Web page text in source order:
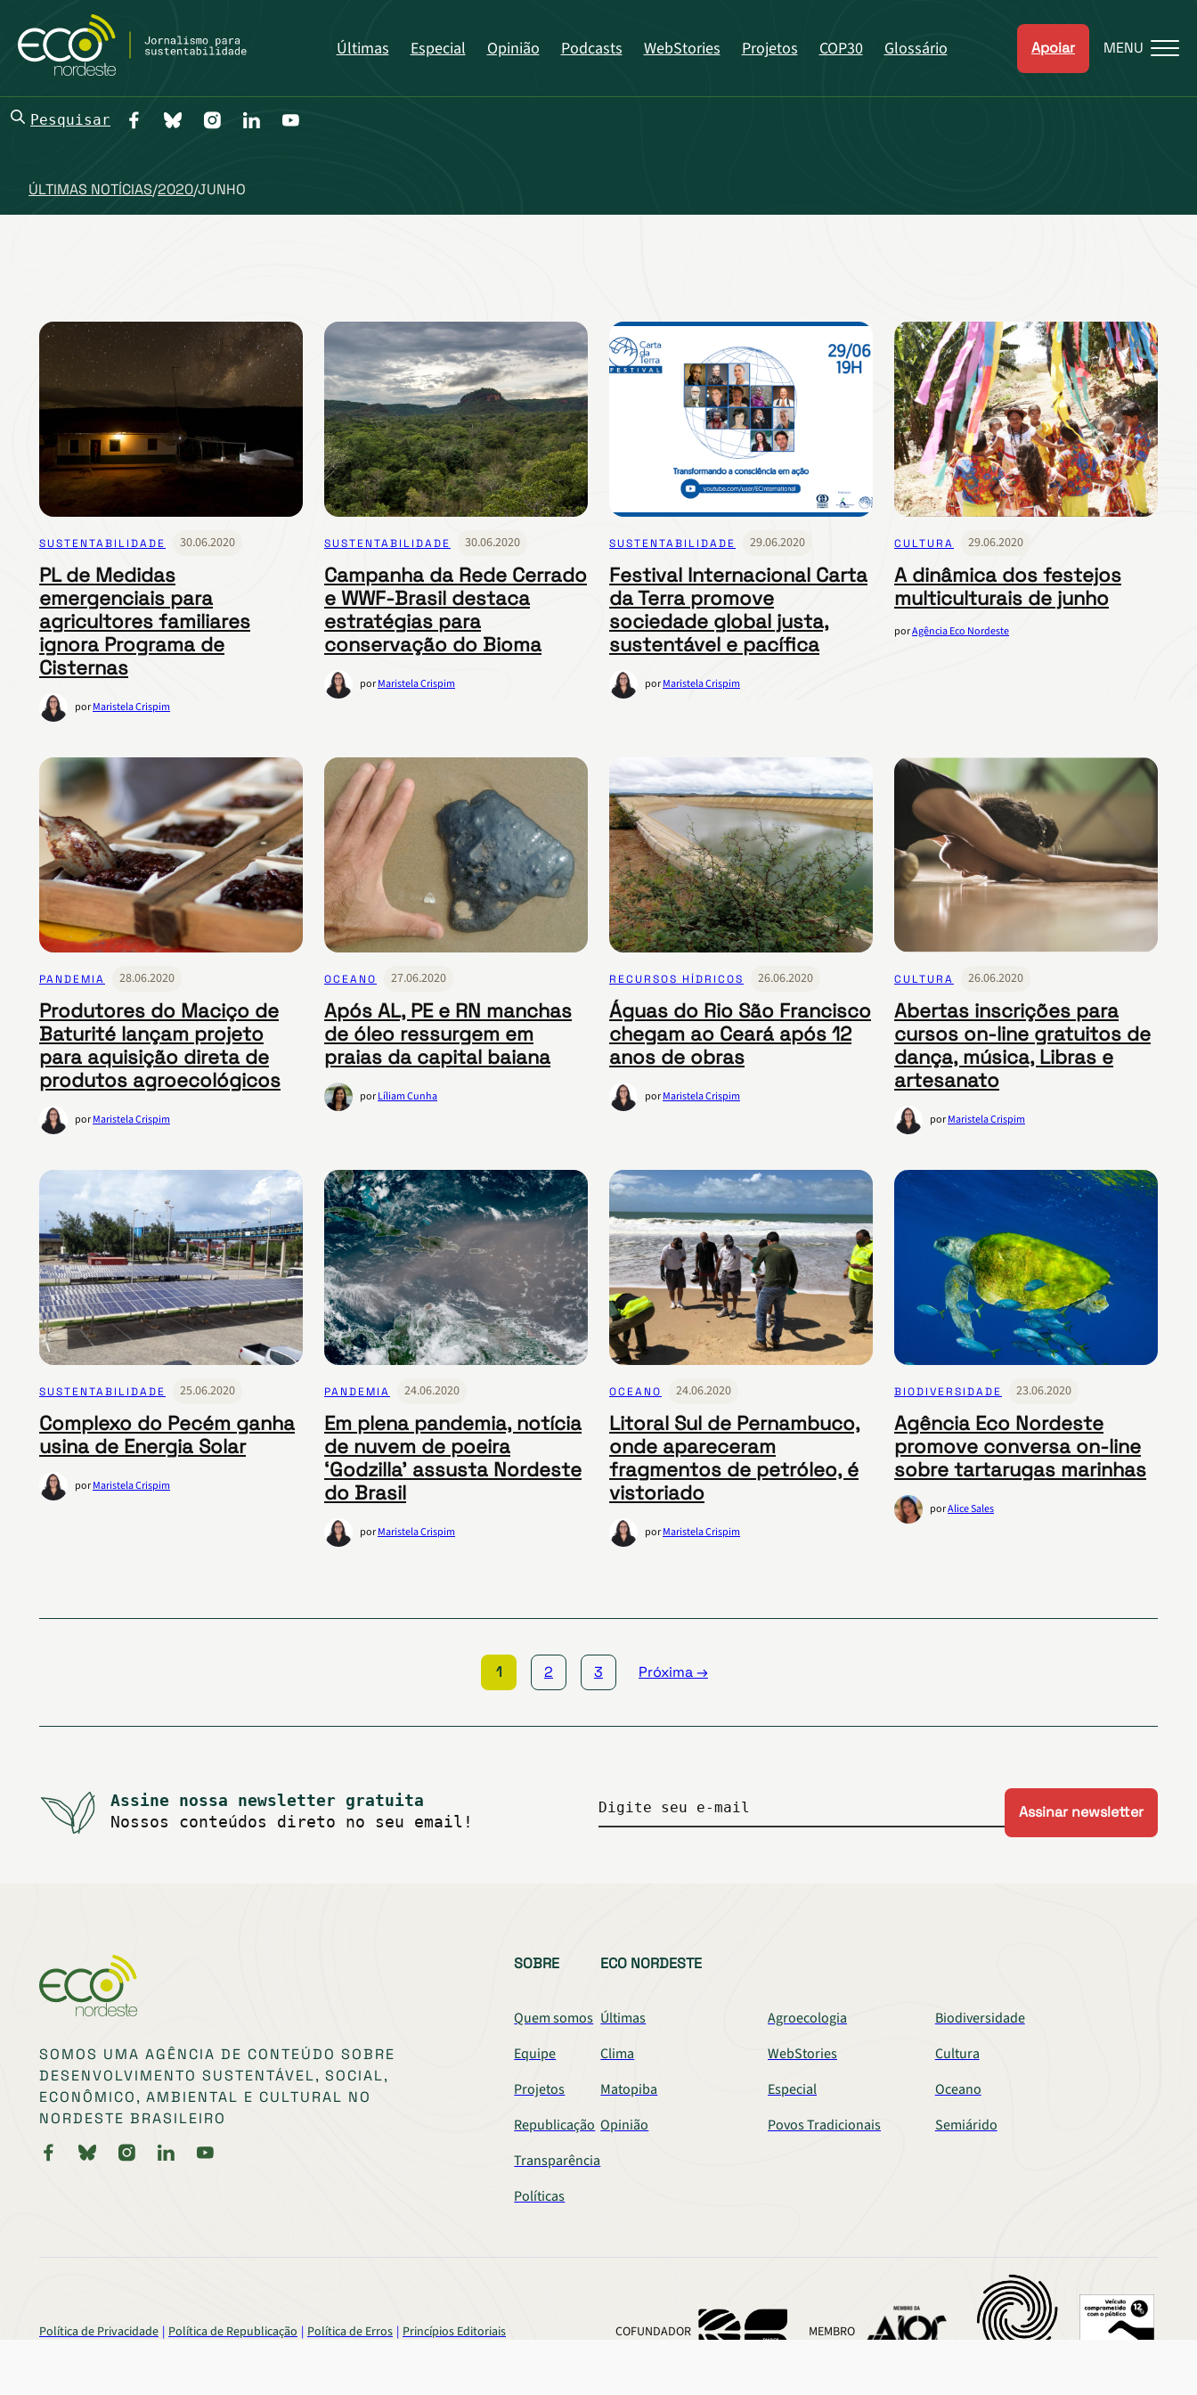
Últimas Especial Opinião Podcasts WebStories Projetos COP30 Glossário Apoiar MENU
Pesquisar
ÚLTIMAS NOTÍCIAS/2020/JUNHO
SUSTENTABILIDADE 30.06.2020
PL de Medidas
emergenciais para
agricultores familiares
ignora Programa de
Cisternas
porMaristela Crispim
SUSTENTABILIDADE 30.06.2020
Campanha da Rede Cerrado
e WWF-Brasil destaca
estratégias para
conservação do Bioma
porMaristela Crispim
SUSTENTABILIDADE 29.06.2020
Festival Internacional Carta
da Terra promove
sociedade global justa,
sustentável e pacífica
porMaristela Crispim
CULTURA 29.06.2020
A dinâmica dos festejos
multiculturais de junho
porAgência Eco Nordeste
PANDEMIA 28.06.2020
Produtores do Maciço de
Baturité lançam projeto
para aquisição direta de
produtos agroecológicos
porMaristela Crispim
OCEANO 27.06.2020
Após AL, PE e RN manchas
de óleo ressurgem em
praias da capital baiana
porLíliam Cunha
RECURSOS HÍDRICOS 26.06.2020
Águas do Rio São Francisco
chegam ao Ceará após 12
anos de obras
porMaristela Crispim
CULTURA 26.06.2020
Abertas inscrições para
cursos on-line gratuitos de
dança, música, Libras e
artesanato
porMaristela Crispim
SUSTENTABILIDADE 25.06.2020
Complexo do Pecém ganha
usina de Energia Solar
porMaristela Crispim
PANDEMIA 24.06.2020
Em plena pandemia, notícia
de nuvem de poeira
‘Godzilla’ assusta Nordeste
do Brasil
porMaristela Crispim
OCEANO 24.06.2020
Litoral Sul de Pernambuco,
onde apareceram
fragmentos de petróleo, é
vistoriado
porMaristela Crispim
BIODIVERSIDADE 23.06.2020
Agência Eco Nordeste
promove conversa on-line
sobre tartarugas marinhas
porAlice Sales
1 2 3 Próxima →
Assine nossa newsletter gratuita
Nossos conteúdos direto no seu email!
Digite seu e-mail
SOMOS UMA AGÊNCIA DE CONTEÚDO SOBRE
DESENVOLVIMENTO SUSTENTÁVEL, SOCIAL,
ECONÔMICO, AMBIENTAL E CULTURAL NO
NORDESTE BRASILEIRO
SOBRE
Quem somos
Equipe
Projetos
Republicação
Transparência
Políticas
ECO NORDESTE
Últimas Agroecologia
Biodiversidade
Clima
WebStories
Cultura
Matopiba
Especial
Oceano
Opinião
Povos Tradicionais Semiárido
Política de Privacidade Política de Republicação Política de Erros Princípios Editoriais COFUNDADOR MEMBRO